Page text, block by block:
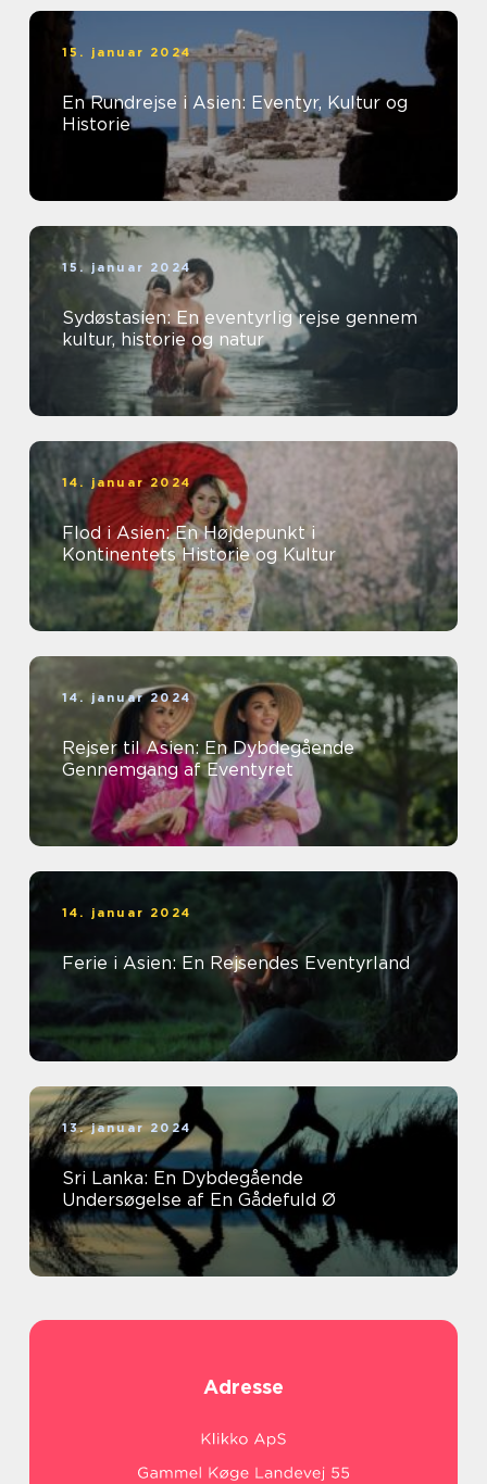
15. januar 2024
En Rundrejse i Asien: Eventyr, Kultur og
Historie
15. januar 2024
Sydøstasien: En eventyrlig rejse gennem
kultur, historie og natur
14. januar 2024
Flod i Asien: En Højdepunkt i
Kontinentets Historie og Kultur
14. januar 2024
Rejser til Asien: En Dybdegående
Gennemgang af Eventyret
14. januar 2024
Ferie i Asien: En Rejsendes Eventyrland
13. januar 2024
Sri Lanka: En Dybdegående
Undersøgelse af En Gådefuld Ø
Adresse